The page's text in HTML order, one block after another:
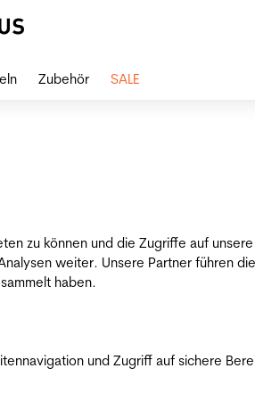
zu können und die Zugriffe auf
weiter. Unsere Partner führen
haben.
und Zugriff auf sichere
Zubehör SALE